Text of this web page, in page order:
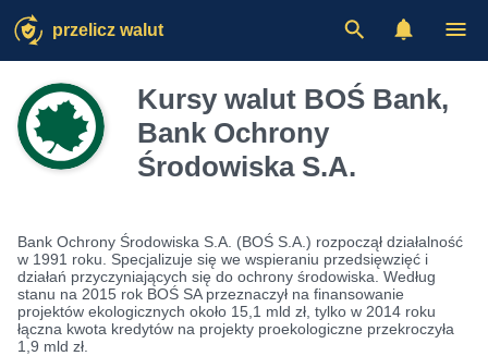
przelicz walut
Kursy walut BOŚ Bank,
Bank Ochrony
Środowiska S.A.
Bank Ochrony Środowiska S.A. (BOŚ S.A.) rozpoczął działalność
w 1991 roku. Specjalizuje się we wspieraniu przedsięwzięć i
działań przyczyniających się do ochrony środowiska. Według
stanu na 2015 rok BOŚ SA przeznaczył na finansowanie
projektów ekologicznych około 15,1 mld zł, tylko w 2014 roku
łączna kwota kredytów na projekty proekologiczne przekroczyła
1,9 mld zł.